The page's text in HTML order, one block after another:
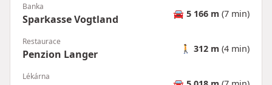
Banka
Sparkasse Vogtland 🚘 5 166 m (7 min)
Restaurace
Penzion Langer 🚶 312 m (4 min)
Lékárna